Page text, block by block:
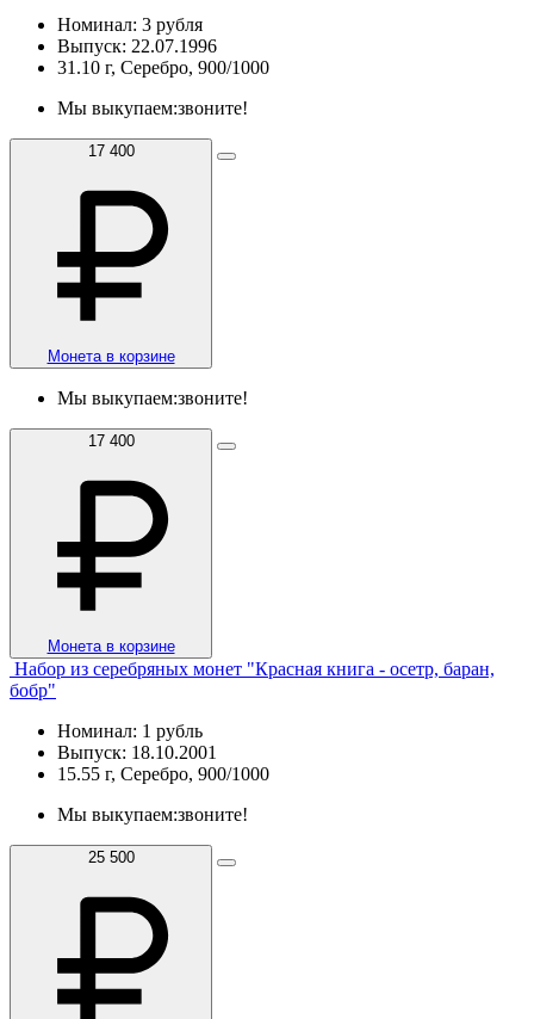
Номинал: 3 рубля
Выпуск: 22.07.1996
31.10 г, Серебро, 900/1000
Мы выкупаем:звоните!
17 400
Монета в корзине
Мы выкупаем:звоните!
17 400
Монета в корзине
Набор из серебряных монет "Красная книга - осетр, баран,
бобр"
Номинал: 1 рубль
Выпуск: 18.10.2001
15.55 г, Серебро, 900/1000
Мы выкупаем:звоните!
25 500